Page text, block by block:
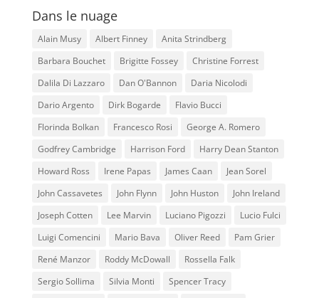
Dans le nuage
Alain Musy Albert Finney
Anita Strindberg
Barbara Bouchet
Brigitte Fossey
Christine Forrest
Dalila Di Lazzaro
Dan O'Bannon
Daria Nicolodi
Dario Argento
Dirk Bogarde
Flavio Bucci
Florinda Bolkan
Francesco Rosi
George A. Romero
Godfrey Cambridge
Harrison Ford
Harry Dean Stanton
Howard Ross
Irene Papas James Caan
Jean Sorel
John Cassavetes
John Flynn John Huston
John Ireland
Joseph Cotten
Lee Marvin Luciano Pigozzi
Lucio Fulci
Luigi Comencini
Mario Bava Oliver Reed
Pam Grier
René Manzor
Roddy McDowall
Rossella Falk
Sergio Sollima
Silvia Monti
Spencer Tracy